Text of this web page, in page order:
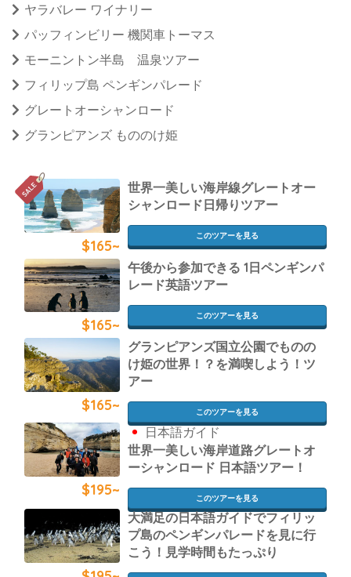
ヤラバレー ワイナリー
パッフィンビリー 機関車トーマス
モーニントン半島 温泉ツアー
フィリップ島 ペンギンパレード
グレートオーシャンロード
グランピアンズ もののけ姫
$165~
世界一美しい海岸線グレートオー
シャンロード日帰りツアー
このツアーを見る
$165~
午後から参加できる 1日ペンギンパ
レード英語ツアー
このツアーを見る
$165~
グランピアンズ国立公園でものの
け姫の世界！？を満喫しよう！ツ
アー
このツアーを見る
$195~
日本語ガイド
世界一美しい海岸道路グレートオ
ーシャンロード 日本語ツアー！
このツアーを見る
大満足の日本語ガイドでフィリッ
プ島のペンギンパレードを見に行
こう！見学時間もたっぷり